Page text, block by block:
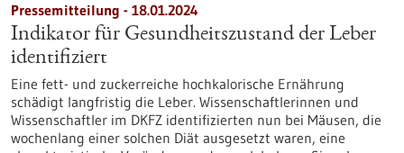
Pressemitteilung - 18.01.2024
Indikator für Gesundheitszustand der Leber
identifiziert
Eine fett- und zuckerreiche hochkalorische Ernährung
schädigt langfristig die Leber. Wissenschaftlerinnen und
Wissenschaftler im DKFZ identifizierten nun bei Mäusen, die
wochenlang einer solchen Diät ausgesetzt waren, eine